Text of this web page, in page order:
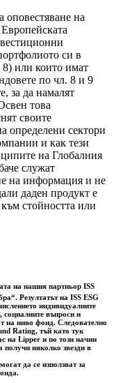
оповестяване на
си в
или които имат
по чл. 8 и 9
за да намалят
това
своите
определени сектори
и как тези
на Глобалния
служат
на информация и не
даден продукт е
стойността или
на нашия партньор ISS
Резултатът на ISS ESG
индивидуалните
социалните въпроси и
на ниво фонд. Следователно
Rating, тъй като тук
на Lipper и по този начин
няколко звезди в
да се използват за